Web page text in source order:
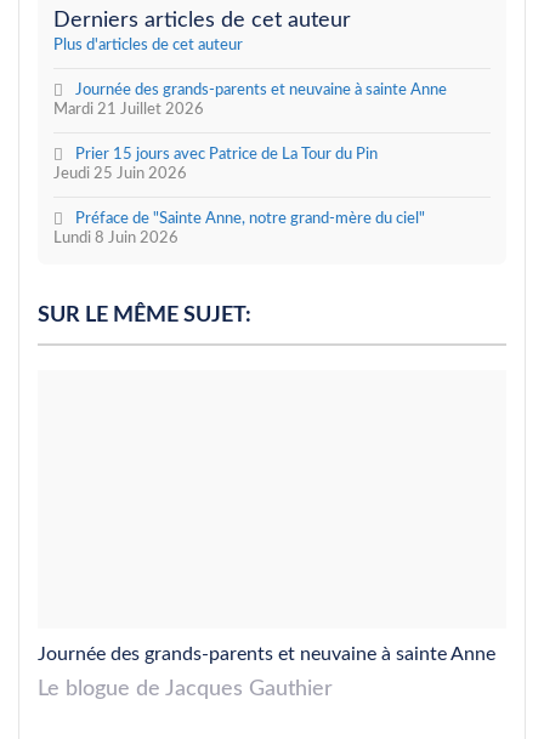
Derniers articles de cet auteur
Plus d'articles de cet auteur
Mardi 21 Juillet 2026
Journée des grands-parents et neuvaine à sainte Anne
Jeudi 25 Juin 2026
Prier 15 jours avec Patrice de La Tour du Pin
Lundi 8 Juin 2026
Préface de "Sainte Anne, notre grand-mère du ciel"
SUR LE MÊME SUJET:
Journée des grands-parents et neuvaine à sainte Anne
Le blogue de Jacques Gauthier